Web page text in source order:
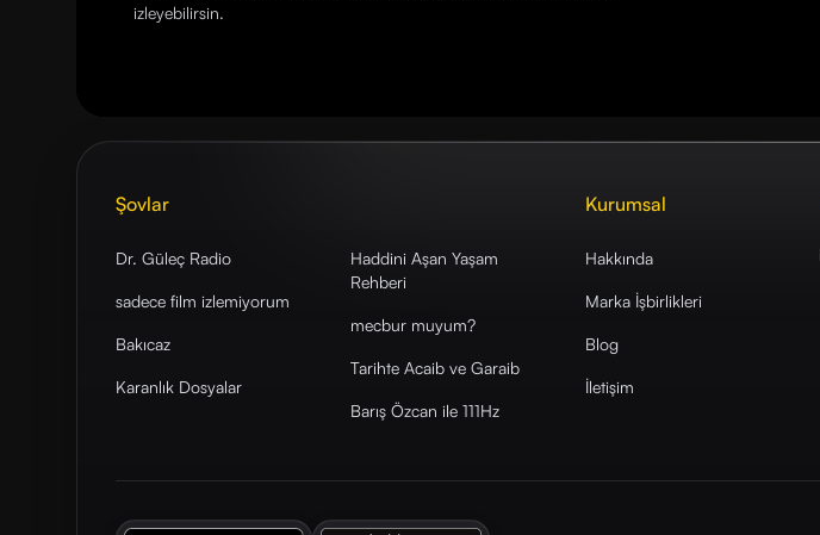
izleyebilirsin.
Şovlar
Dr. Güleç Radio
sadece film izlemiyorum
Bakıcaz
Karanlık Dosyalar
Haddini Aşan Yaşam
Rehberi
mecbur muyum?
Tarihte Acaib ve Garaib
Barış Özcan ile 111Hz
Kurumsal
Hakkında
Marka İşbirlikleri
Blog
İletişim